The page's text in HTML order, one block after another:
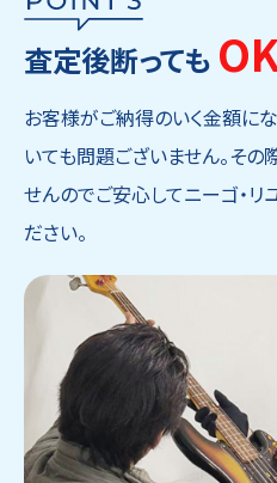
ウェブから1分
かんたん査定見積
査定後断っても
お客様がご納得のいく金額に
いても問題ございません。そ
せんのでご安心してニーゴ・
ださい。